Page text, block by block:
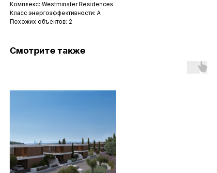
Комплекс: Westminster Residences
Класс энергоэффективности: A
Похожих объектов: 2
Смотрите также